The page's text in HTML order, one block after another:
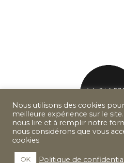
Barème
Nous utilisons des cookies
meilleure expérience sur le
nous lire et à remplir notre
nous considérons que vous
cookies.
OK Politique de